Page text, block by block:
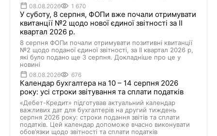
08.08.2026 1 670
У суботу, 8 серпня, ФОПи вже почали отримувати
квитанції №2 щодо нової єдиної звітності за ІІ
квартал 2026 р.
8 серпня ФОПи почали отримувати позитивні квитанції
№2 щодо поданої єдиної звітності, за ІІ квартал 2026 р,
які було подано ще 3 серпня. Докладніше про це у
новині
08.08.2026 676
Календар бухгалтера на 10 – 14 серпня 2026
року: усі строки звітування та сплати податків
«Дебет-Кредит» підготував актуальний календар
важливих дат для бухгалтерів на другий тиждень
серпня 2026 року: строки подання звітів та сплати
податків. Цей календар допоможе вчасно виконувати
обов’язки щодо звітності та сплати податків